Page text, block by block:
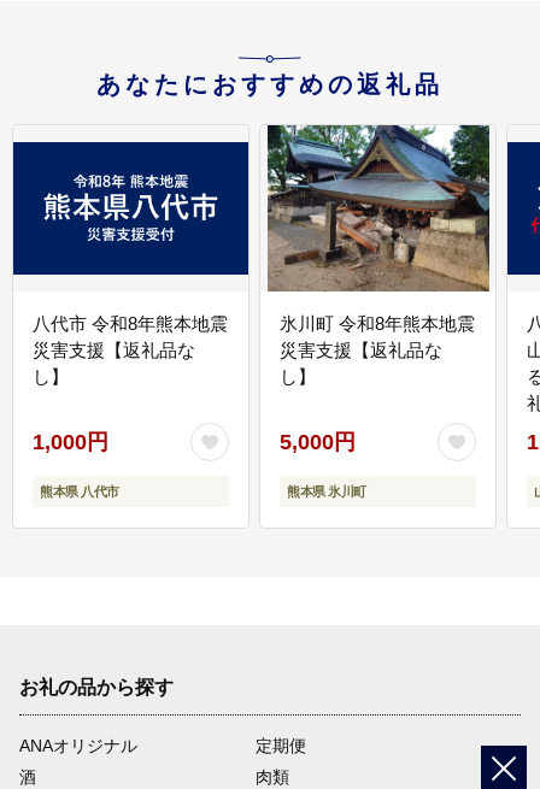
あなたにおすすめの返礼品
八代市 令和8年熊本地震
災害支援【返礼品な
し】
1,000円
熊本県 八代市
氷川町 令和8年熊本地震
災害支援【返礼品な
し】
5,000円
熊本県 氷川町
お礼の品から探す
ANAオリジナル
定期便
酒
肉類